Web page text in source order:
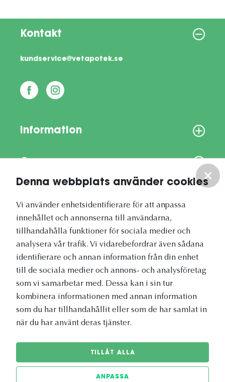
Denna webbplats använder cookies
Vi använder enhetsidentifierare för att anpassa
innehållet och annonserna till användarna,
tillhandahålla funktioner för sociala medier och
analysera vår trafik. Vi vidarebefordrar även sådana
identifierare och annan information från din enhet
till de sociala medier och annons- och analysföretag
som vi samarbetar med. Dessa kan i sin tur
kombinera informationen med annan information
som du har tillhandahållit eller som de har samlat in
när du har använt deras tjänster.
TILLÅT ALLA
ANPASSA
Kontakt
kundservice@vetapotek.se
Information
Vetapotek.se är en del av
Evidensia Djursjukvård